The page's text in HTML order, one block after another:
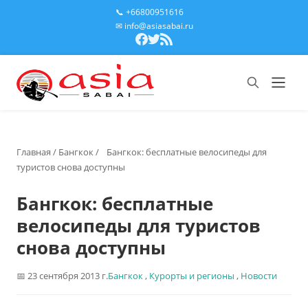
📞 +66800951616
✉ info@asiasabai.ru
Главная / Бангкок/
Бангкок: бесплатные велосипеды для
туристов снова доступны
Бангкок: бесплатные
велосипеды для туристов
снова доступны
23 сентября 2013 г.Бангкок, Курорты и регионы , Новости